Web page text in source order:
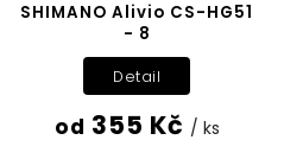
SHIMANO Alivio CS-HG51
- 8
od 355 Kč / ks
Detail